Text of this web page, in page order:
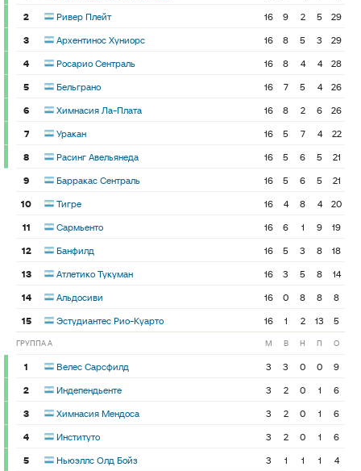
2
Ривер Плейт 16 9 2 5
29
3
Архентинос Хуниорс 16 8 5 3
29
4
Росарио Сентраль 16 8 4 4
28
5
Бельграно 16 7 5 4
26
6
Химнасия Ла-Плата 16 8 2 6
26
7
Уракан 16 5 7 4
22
8
Расинг Авельянеда 16 5 6 5
21
9
Барракас Сентраль 16 5 6 5
21
10
Тигре 16 4 8 4
20
11
Сармьенто 16 6 1 9
19
12
Банфилд 16 5 3 8
18
13
Атлетико Тукуман 16 3 5 8
14
14
Альдосиви 16 0 8 8
8
15
Эстудиантес Рио-Куарто 16 1 2 13 5
ГРУППА A М В Н П О
1 Велес Сарсфилд 3 3 0 0
9
2
Индепендьенте 3 2 0 1
6
3
Химнасия Мендоса 3 2 0 1
6
4
Институто 3 2 0 1
6
5
Ньюэллс Олд Бойз 3 1 1 1
4